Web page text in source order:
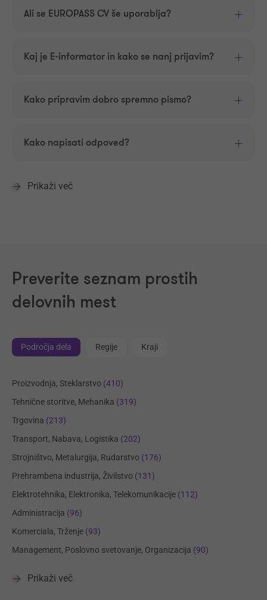
Ali se EUROPASS CV še uporablja?
Kaj je E-informator in kako se nanj prijavim?
Kako pripravim dobro spremno pismo?
Kako napisati odpoved?
Prikaži več
Preverite seznam prostih
delovnih mest
Področja dela Regije Kraji
Proizvodnja, Steklarstvo (410)
Tehnične storitve, Mehanika (319)
Trgovina (213)
Transport, Nabava, Logistika (202)
Strojništvo, Metalurgija, Rudarstvo (176)
Prehrambena industrija, Živilstvo (131)
Elektrotehnika, Elektronika, Telekomunikacije (112)
Administracija (96)
Komerciala, Trženje (93)
Management, Poslovno svetovanje, Organizacija (90)
Prikaži več